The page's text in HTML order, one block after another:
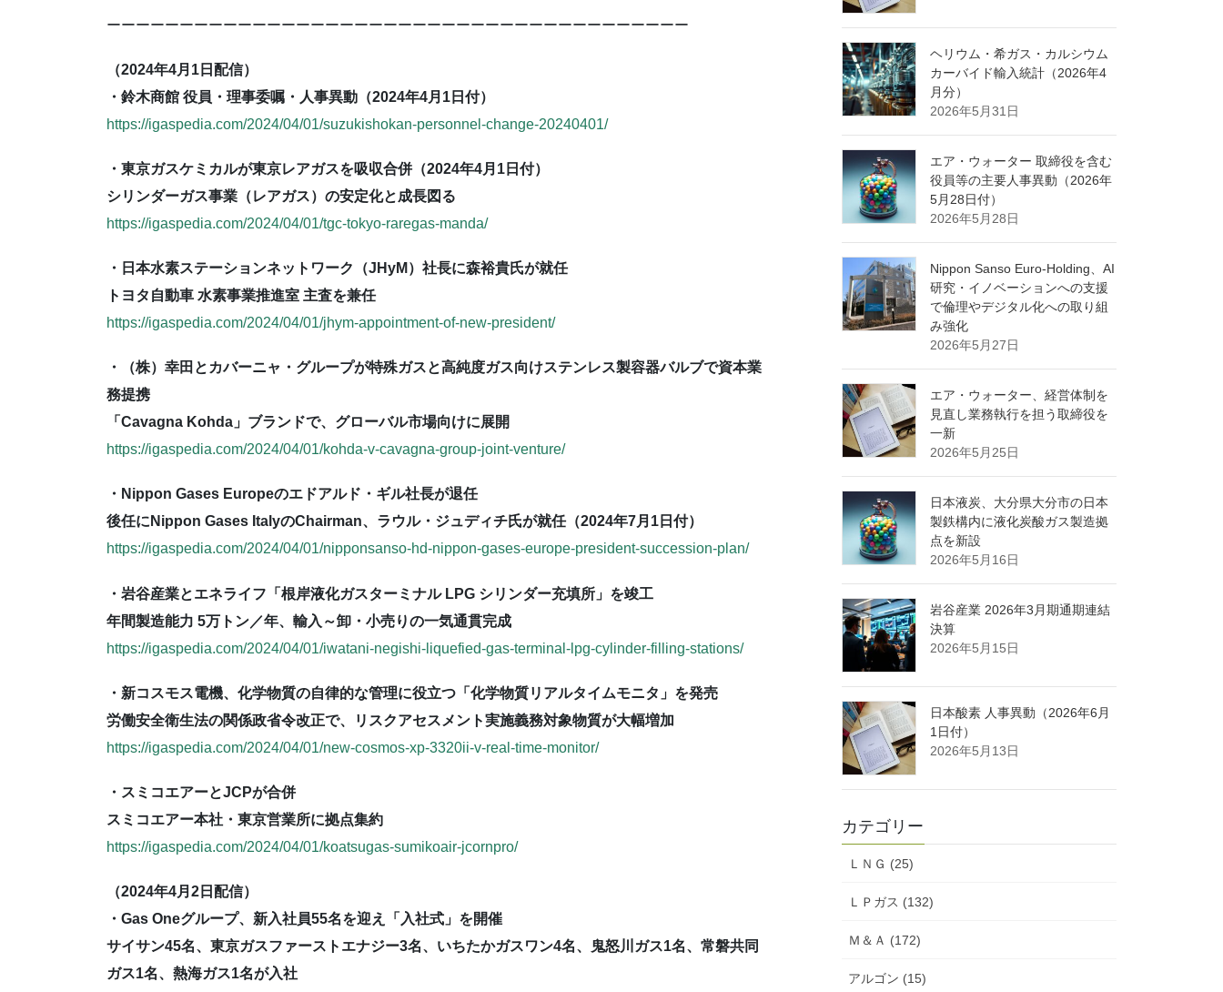
ーーーーーーーーーーーーーーーーーーーーーーーーーーーーーーーーーーーーーーーー
（2024年4月1日配信）
・鈴木商館 役員・理事委嘱・人事異動（2024年4月1日付）
https://igaspedia.com/2024/04/01/suzukishokan-personnel-change-20240401/
・東京ガスケミカルが東京レアガスを吸収合併（2024年4月1日付）
シリンダーガス事業（レアガス）の安定化と成長図る
https://igaspedia.com/2024/04/01/tgc-tokyo-raregas-manda/
・日本水素ステーションネットワーク（JHyM）社長に森裕貴氏が就任
トヨタ自動車 水素事業推進室 主査を兼任
https://igaspedia.com/2024/04/01/jhym-appointment-of-new-president/
・（株）幸田とカバーニャ・グループが特殊ガスと高純度ガス向けステンレス製容器バルブで資本業
務提携
「Cavagna Kohda」ブランドで、グローバル市場向けに展開
https://igaspedia.com/2024/04/01/kohda-v-cavagna-group-joint-venture/
・Nippon Gases Europeのエドアルド・ギル社長が退任
後任にNippon Gases ItalyのChairman、ラウル・ジュディチ氏が就任（2024年7月1日付）
https://igaspedia.com/2024/04/01/nipponsanso-hd-nippon-gases-europe-president-succession-plan/
・岩谷産業とエネライフ「根岸液化ガスターミナル LPG シリンダー充填所」を竣工
年間製造能力 5万トン／年、輸入～卸・小売りの一気通貫完成
https://igaspedia.com/2024/04/01/iwatani-negishi-liquefied-gas-terminal-lpg-cylinder-filling-stations/
・新コスモス電機、化学物質の自律的な管理に役立つ「化学物質リアルタイムモニタ」を発売
労働安全衛生法の関係政省令改正で、リスクアセスメント実施義務対象物質が大幅増加
https://igaspedia.com/2024/04/01/new-cosmos-xp-3320ii-v-real-time-monitor/
・スミコエアーとJCPが合併
スミコエアー本社・東京営業所に拠点集約
https://igaspedia.com/2024/04/01/koatsugas-sumikoair-jcornpro/
（2024年4月2日配信）
・Gas Oneグループ、新入社員55名を迎え「入社式」を開催
サイサン45名、東京ガスファーストエナジー3名、いちたかガスワン4名、鬼怒川ガス1名、常磐共同
ガス1名、熱海ガス1名が入社
ヘリウム・希ガス・カルシウム
カーバイド輸入統計（2026年4
月分）
2026年5月31日
エア・ウォーター 取締役を含む
役員等の主要人事異動（2026年
5月28日付）
2026年5月28日
Nippon Sanso Euro-Holding、AI
研究・イノベーションへの支援
で倫理やデジタル化への取り組
み強化
2026年5月27日
エア・ウォーター、経営体制を
見直し業務執行を担う取締役を
一新
2026年5月25日
日本液炭、大分県大分市の日本
製鉄構内に液化炭酸ガス製造拠
点を新設
2026年5月16日
岩谷産業 2026年3月期通期連結
決算
2026年5月15日
日本酸素 人事異動（2026年6月
1日付）
2026年5月13日
カテゴリー
ＬＮＧ (25)
ＬＰガス (132)
Ｍ＆Ａ (172)
アルゴン (15)